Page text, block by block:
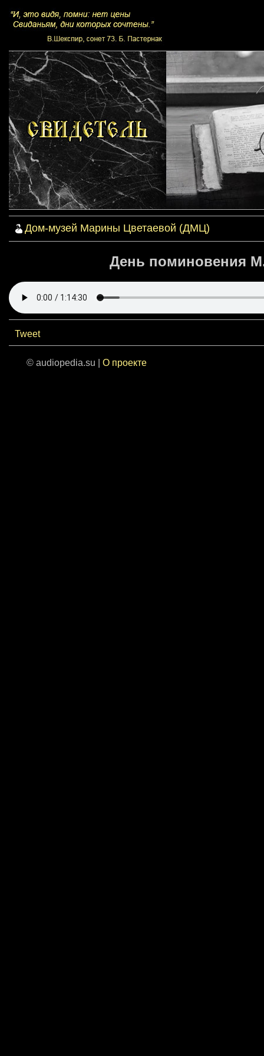
Дом-музей Марины Цветаевой (ДМЦ)
День поминовения
Tweet
© audiopedia.su | О проекте